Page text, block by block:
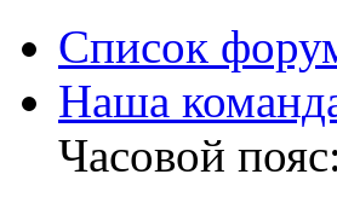
Список
Наша
Часовой